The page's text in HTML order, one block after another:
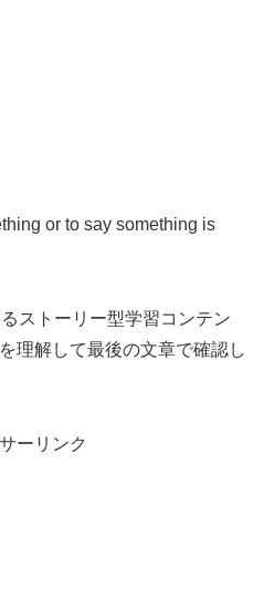
or to say something is
ストーリー型学習コンテン
理解して最後の文章で確認し
ーリンク